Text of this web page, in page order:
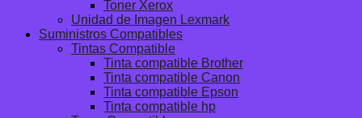
Toner Xerox
Unidad de Imagen Lexmark
Suministros Compatibles
Tintas Compatible
Tinta compatible Brother
Tinta compatible Canon
Tinta compatible Epson
Tinta compatible hp